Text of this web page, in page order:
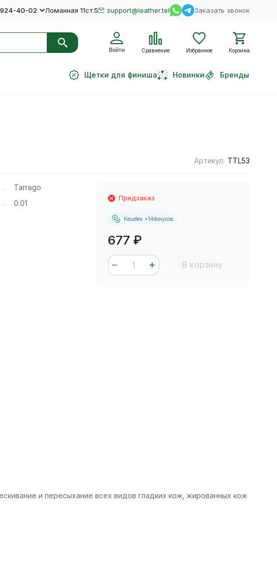
924-40-02 Ломанная 11ст.5 support@leather.tel Заказать звонок
Войти Сравнение Избранное Корзина
Щетки для финиша Новинки Бренды
Артикул: TTL53
Tarrago
0.01
Предзаказ
Кешбек +14бонусов
677 ₽
В корзину
и пересыхание всех видов гладких кож, жированных кож